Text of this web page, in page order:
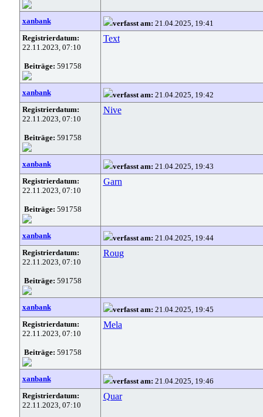
xanbank verfasst am: 21.04.2025, 19:41
Registrierdatum:
22.11.2023, 07:10
Beiträge: 591758
Text
xanbank verfasst am: 21.04.2025, 19:42
Registrierdatum:
22.11.2023, 07:10
Beiträge: 591758
Nive
xanbank verfasst am: 21.04.2025, 19:43
Registrierdatum:
22.11.2023, 07:10
Beiträge: 591758
Garn
xanbank verfasst am: 21.04.2025, 19:44
Registrierdatum:
22.11.2023, 07:10
Beiträge: 591758
Roug
xanbank verfasst am: 21.04.2025, 19:45
Registrierdatum:
22.11.2023, 07:10
Beiträge: 591758
Mela
xanbank verfasst am: 21.04.2025, 19:46
Registrierdatum:
22.11.2023, 07:10
Quar